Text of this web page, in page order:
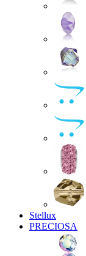
Stellux
PRECIOSA